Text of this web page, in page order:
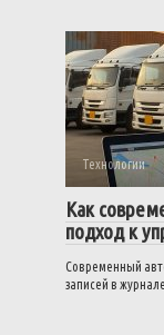
Технологии
Как
подход к
Современный
записей в